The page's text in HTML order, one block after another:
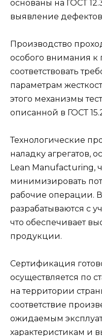
основаны на ГОСТ
выявление дефектов
Производство
особого внимания к
соответствовать
параметрам
этого механизмы
описанной в ГОСТ
Технологические
наладку агрегатов,
Lean Manufacturing,
минимизировать
рабочие операции.
разрабатываются с
что обеспечивает
продукции.
Сертификация
осуществляется по
на территории
соответствие
ожидаемым
характеристикам и